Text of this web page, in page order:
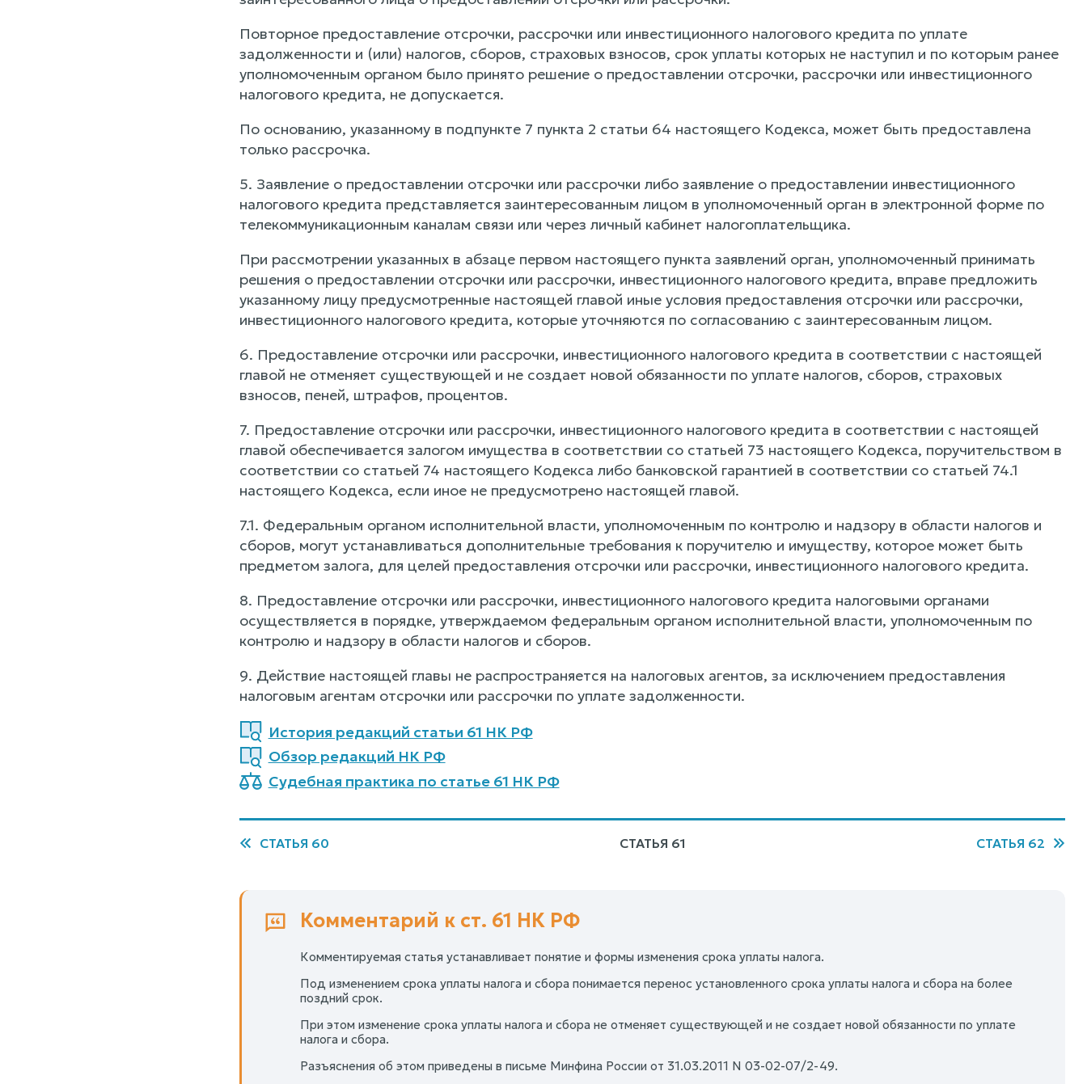
Повторное предоставление отсрочки, рассрочки или инвестиционного налогового кредита по уплате
задолженности и (или) налогов, сборов, страховых взносов, срок уплаты которых не наступил и по которым ранее
уполномоченным органом было принято решение о предоставлении отсрочки, рассрочки или инвестиционного
налогового кредита, не допускается.
По основанию, указанному в подпункте 7 пункта 2 статьи 64 настоящего Кодекса, может быть предоставлена
только рассрочка.
5. Заявление о предоставлении отсрочки или рассрочки либо заявление о предоставлении инвестиционного
налогового кредита представляется заинтересованным лицом в уполномоченный орган в электронной форме по
телекоммуникационным каналам связи или через личный кабинет налогоплательщика.
При рассмотрении указанных в абзаце первом настоящего пункта заявлений орган, уполномоченный принимать
решения о предоставлении отсрочки или рассрочки, инвестиционного налогового кредита, вправе предложить
указанному лицу предусмотренные настоящей главой иные условия предоставления отсрочки или рассрочки,
инвестиционного налогового кредита, которые уточняются по согласованию с заинтересованным лицом.
6. Предоставление отсрочки или рассрочки, инвестиционного налогового кредита в соответствии с настоящей
главой не отменяет существующей и не создает новой обязанности по уплате налогов, сборов, страховых
взносов, пеней, штрафов, процентов.
7. Предоставление отсрочки или рассрочки, инвестиционного налогового кредита в соответствии с настоящей
главой обеспечивается залогом имущества в соответствии со статьей 73 настоящего Кодекса, поручительством в
соответствии со статьей 74 настоящего Кодекса либо банковской гарантией в соответствии со статьей 74.1
настоящего Кодекса, если иное не предусмотрено настоящей главой.
7.1. Федеральным органом исполнительной власти, уполномоченным по контролю и надзору в области налогов и
сборов, могут устанавливаться дополнительные требования к поручителю и имуществу, которое может быть
предметом залога, для целей предоставления отсрочки или рассрочки, инвестиционного налогового кредита.
8. Предоставление отсрочки или рассрочки, инвестиционного налогового кредита налоговыми органами
осуществляется в порядке, утверждаемом федеральным органом исполнительной власти, уполномоченным по
контролю и надзору в области налогов и сборов.
9. Действие настоящей главы не распространяется на налоговых агентов, за исключением предоставления
налоговым агентам отсрочки или рассрочки по уплате задолженности.
История редакций статьи 61 НК РФ
Обзор редакций НК РФ
Судебная практика по статье 61 НК РФ
СТАТЬЯ 60 СТАТЬЯ 61 СТАТЬЯ 62
Комментарий к ст. 61 НК РФ
Комментируемая статья устанавливает понятие и формы изменения срока уплаты налога.
Под изменением срока уплаты налога и сбора понимается перенос установленного срока уплаты налога и сбора на более
поздний срок.
При этом изменение срока уплаты налога и сбора не отменяет существующей и не создает новой обязанности по уплате
налога и сбора.
Разъяснения об этом приведены в письме Минфина России от 31.03.2011 N 03-02-07/2-49.